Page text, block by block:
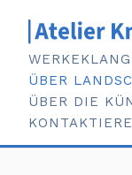
WERKE
ÜBER
ÜBER DIE